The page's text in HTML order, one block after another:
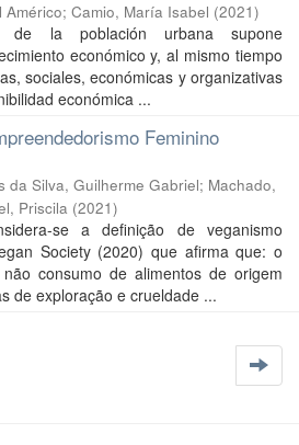
Américo; Camio, María Isabel (2021)
de la población urbana supone
económico y, al mismo tiempo
sociales, económicas y organizativas
económica ...
Feminino
da Silva, Guilherme Gabriel; Machado,
Priscila (2021)
se a definição de veganismo
Society (2020) que afirma que: o
consumo de alimentos de origem
de exploração e crueldade ...